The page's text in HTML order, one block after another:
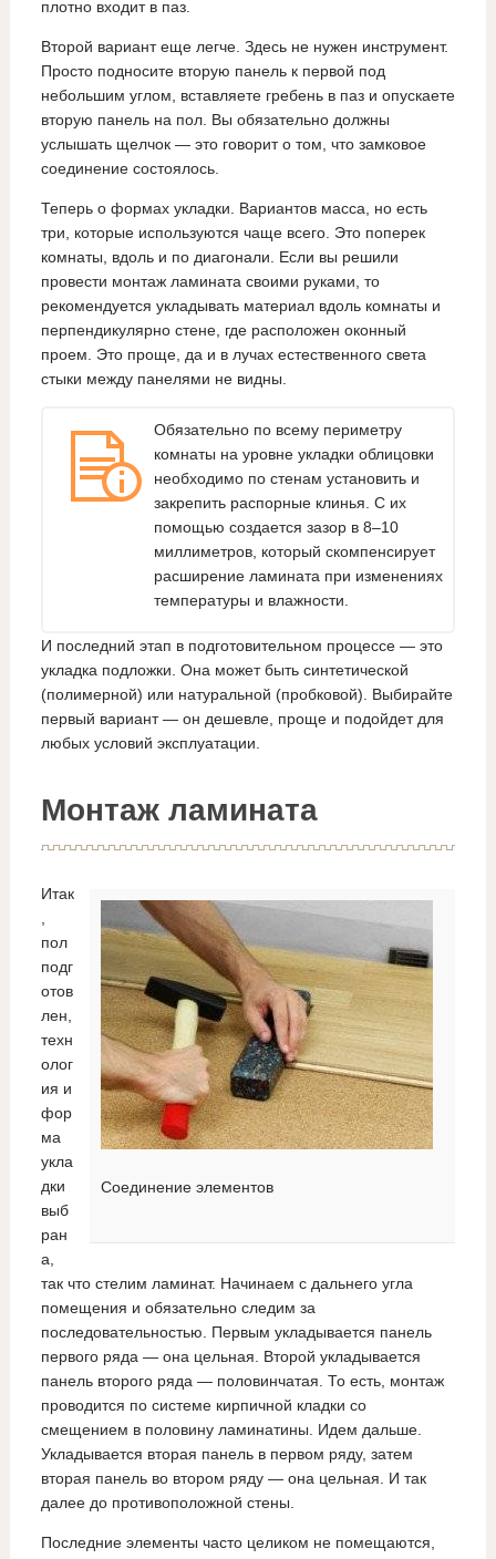
плотно входит в паз.
Второй вариант еще легче. Здесь не нужен инструмент.
Просто подносите вторую панель к первой под
небольшим углом, вставляете гребень в паз и опускаете
вторую панель на пол. Вы обязательно должны
услышать щелчок — это говорит о том, что замковое
соединение состоялось.
Теперь о формах укладки. Вариантов масса, но есть
три, которые используются чаще всего. Это поперек
комнаты, вдоль и по диагонали. Если вы решили
провести монтаж ламината своими руками, то
рекомендуется укладывать материал вдоль комнаты и
перпендикулярно стене, где расположен оконный
проем. Это проще, да и в лучах естественного света
стыки между панелями не видны.
Обязательно по всему периметру
комнаты на уровне укладки облицовки
необходимо по стенам установить и
закрепить распорные клинья. С их
помощью создается зазор в 8–10
миллиметров, который скомпенсирует
расширение ламината при изменениях
температуры и влажности.
И последний этап в подготовительном процессе — это
укладка подложки. Она может быть синтетической
(полимерной) или натуральной (пробковой). Выбирайте
первый вариант — он дешевле, проще и подойдет для
любых условий эксплуатации.
Монтаж ламината
Соединение элементов
Итак
пол
подг
отов
лен,
техн
олог
ия и
фор
ма
укла
дки
выб
ран
а,
так что стелим ламинат. Начинаем с дальнего угла
помещения и обязательно следим за
последовательностью. Первым укладывается панель
первого ряда — она цельная. Второй укладывается
панель второго ряда — половинчатая. То есть, монтаж
проводится по системе кирпичной кладки со
смещением в половину ламинатины. Идем дальше.
Укладывается вторая панель в первом ряду, затем
вторая панель во втором ряду — она цельная. И так
далее до противоположной стены.
Последние элементы часто целиком не помещаются,